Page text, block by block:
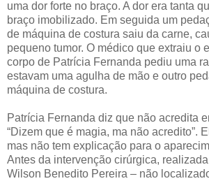
uma dor forte no braço. A dor era tanta
braço imobilizado. Em seguida um
de máquina de costura saiu da carne,
pequeno tumor. O médico que extraiu o
corpo de Patrícia Fernanda pediu uma
estavam uma agulha de mão e outro
máquina de costura.
Patrícia Fernanda diz que não acredita
“Dizem que é magia, ma não acredito”.
mas não tem explicação para o
Antes da intervenção cirúrgica,
Wilson Benedito Pereira – não